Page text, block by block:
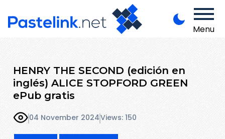
Menu
HENRY THE SECOND (edición en
inglés) ALICE STOPFORD GREEN
ePub gratis
04 November 2024Views: 150